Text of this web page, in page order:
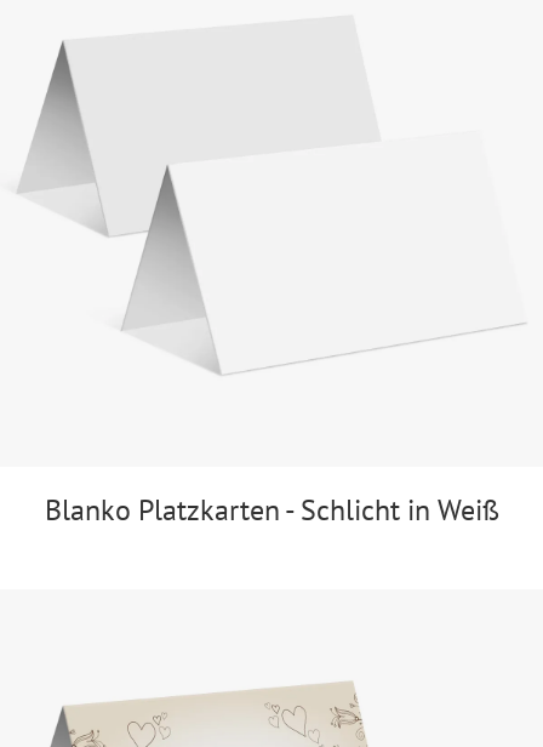
Blanko Platzkarten - Schlicht in Weiß